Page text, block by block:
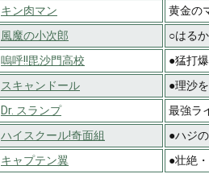
キン肉マン
黄金の
風魔の小次郎
○はる
嗚呼!!毘沙門高校
●猛打
スキャンドール
●理沙
Dr. スランプ
最強ラ
ハイスクール!奇面組
●ハジ
キャプテン翼
●壮絶